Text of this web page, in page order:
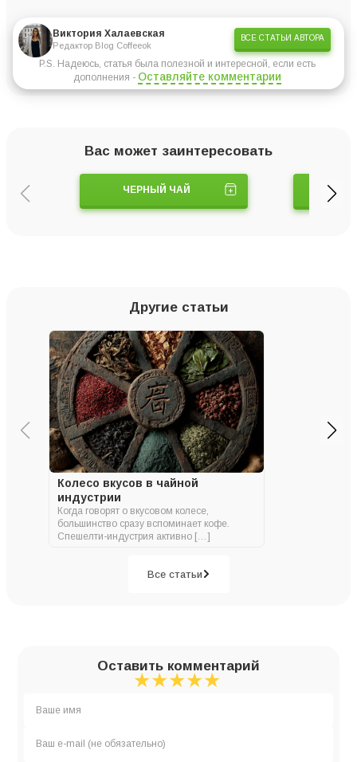
Виктория Халаевская
Редактор Blog Coffeeok
ВСЕ СТАТЬИ АВТОРА
P.S. Надеюсь, статья была полезной и интересной, если есть
дополнения - Оставляйте комментарии
Вас может заинтересовать
ЧЕРНЫЙ ЧАЙ
Другие статьи
Колесо вкусов в чайной
индустрии
Когда говорят о вкусовом колесе,
большинство сразу вспоминает кофе.
Спешелти-индустрия активно […]
Все статьи
Оставить комментарий
★
★★
★★★
★★★★
★★★★★